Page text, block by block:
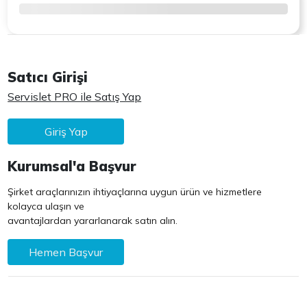
Satıcı Girişi
Servislet PRO ile Satış Yap
Giriş Yap
Kurumsal'a Başvur
Şirket araçlarınızın ihtiyaçlarına uygun ürün ve hizmetlere
kolayca ulaşın ve
avantajlardan yararlanarak satın alın.
Hemen Başvur